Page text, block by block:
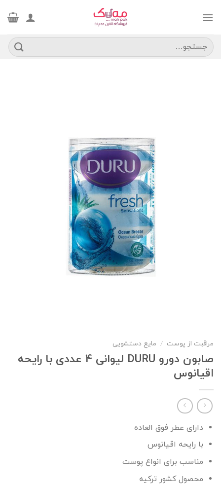
جستجو
برای:
مراقبت از پوست / مایع دستشویی
صابون دورو DURU لیوانی 4 عددی با رایحه
اقیانوس
دارای عطر فوق العاده
با رایحه اقیانوس
مناسب برای انواع پوست
محصول کشور ترکیه